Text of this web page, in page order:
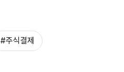
#주식결제